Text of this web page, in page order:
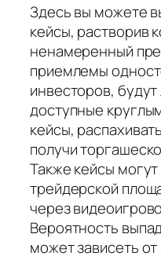
Здесь вы можете
кейсы, растворив
ненамеренный
приемлемы
инвесторов,
доступные
кейсы,
получи
Также кейсы
трейдерской
через
Вероятность
может зависеть